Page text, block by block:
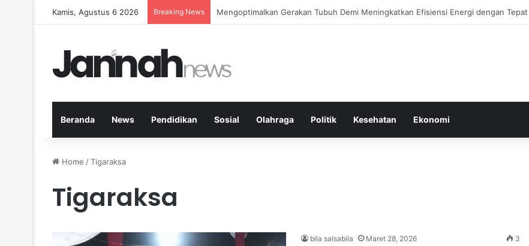
Kamis, Agustus 6 2026 Breaking News Kardio Outdoor Ringan yang Efektif Membakar Lemak dan Menyegarkan Tubuh Anda
Beranda News Pendidikan Sosial Olahraga Politik Kesehatan Ekonomi
Home /Tigaraksa
Tigaraksa
bila salsabila Maret 28, 2026 3